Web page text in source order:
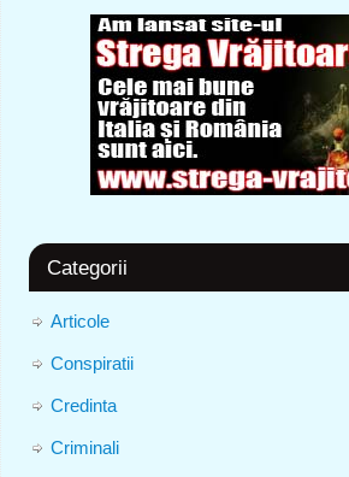
Categorii
Articole
Conspiratii
Credinta
Criminali